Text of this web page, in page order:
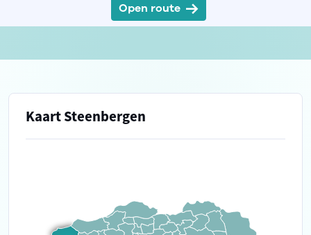
Open route
Kaart Steenbergen